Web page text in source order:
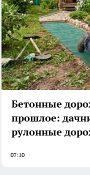
Бетонные
прошлое:
рулонные
07:10